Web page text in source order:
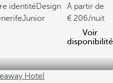
identitéDesign
Junior
À partir de
206/nuit
Voir
disponibilité
Hotel